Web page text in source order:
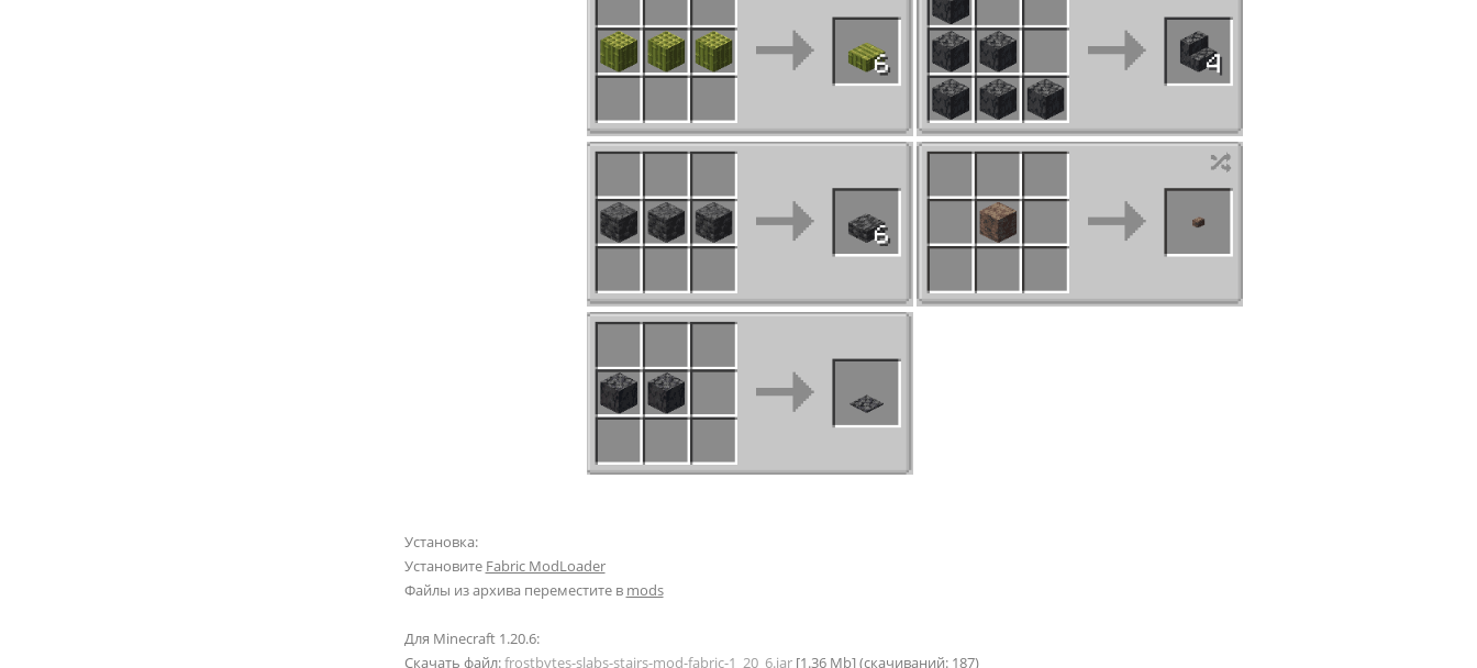
Установка:
Установите Fabric ModLoader
Файлы из архива переместите в mods
Для Minecraft 1.20.6:
Скачать файл:frostbytes-slabs-stairs-mod-fabric-1_20_6.jar [1.36 Mb] (cкачиваний: 187)